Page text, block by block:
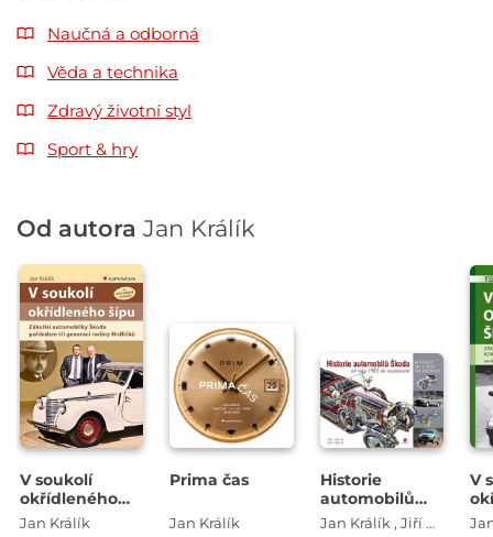
Naučná a odborná
Věda a technika
Zdravý životní styl
Sport & hry
Od autora Jan Králík
V soukolí
okřídleného
šípu
Jan Králík
Prima čas
Jan Králík
Historie
automobilů
Škoda
Jan Králík , Jiří Dufek
V